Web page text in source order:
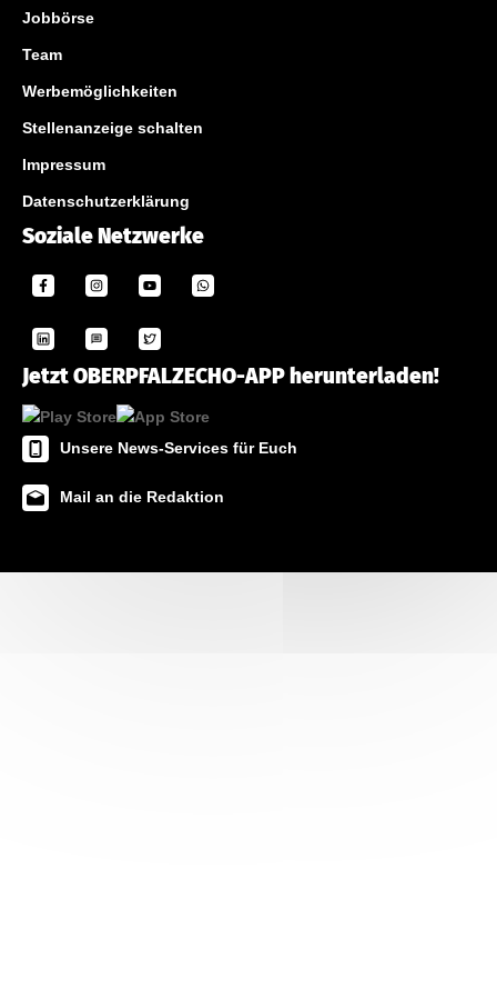
Jobbörse
Team
Werbemöglichkeiten
Stellenanzeige schalten
Impressum
Datenschutzerklärung
Soziale Netzwerke
Jetzt OBERPFALZECHO-APP herunterladen!
Unsere News-Services für Euch
Mail an die Redaktion